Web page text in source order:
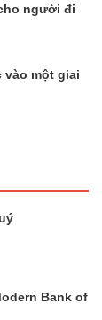
người đi
vào một giai
Bank of